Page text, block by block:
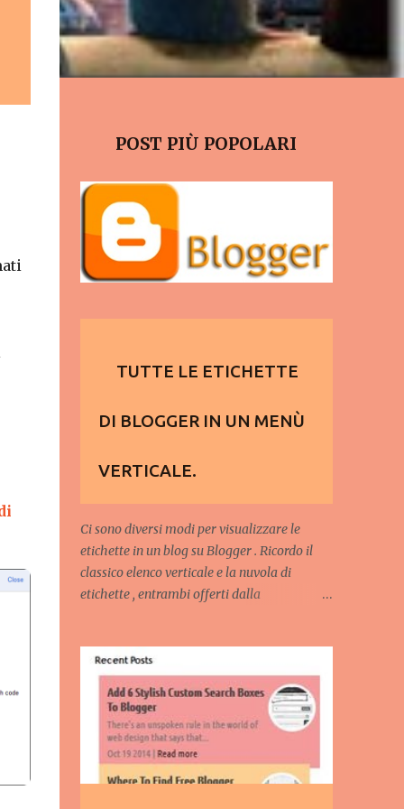
POST PIÙ POPOLARI
TUTTE LE ETICHETTE
DI BLOGGER IN UN MENÙ
VERTICALE.
Ci sono diversi modi per visualizzare le
etichette in un blog su Blogger . Ricordo il
classico elenco verticale e la nuvola di
etichette , entrambi offerti dalla
passaggio del mouse ma che ha il difetto di
non funzionare con tutti i modelli . In un
singolo blog possiamo inserire anche più di
un widget di etichette . In questo caso i
gadget saranno univocamente individuati
dal loro numero di ordine (Labels1, Labels2,
ecc). Vediamo come realizzare un menù